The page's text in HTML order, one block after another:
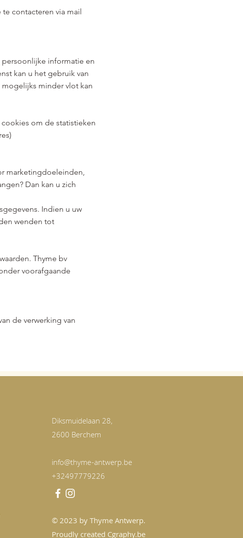
contacteren via mail
informatie en
kan u het gebruik van
minder vlot kan
om de statistieken
marketingdoeleinden,
Dan kan u zich
Indien u uw
wenden tot
Thyme bv
voorafgaande
de verwerking van
Diksmuidelaan 28,
2600 Berchem
info@thyme-antwerp.be
+32497779226
© 2023 by Thyme Antwerp.